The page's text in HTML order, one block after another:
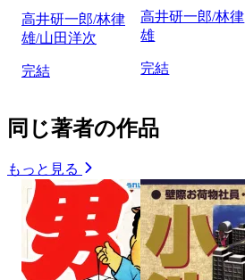
高井研一郎/林律
雄/山田洋次
完結
高井研一郎/林律
雄
完結
同じ著者の作品
もっと見る